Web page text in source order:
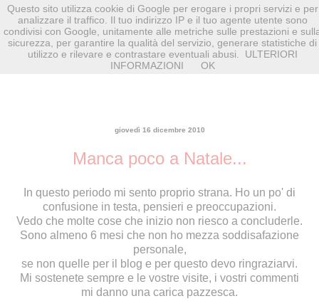
giovedì 16 dicembre 2010
Manca poco a Natale...
In questo periodo mi sento proprio strana. Ho un po' di
confusione in testa, pensieri e preoccupazioni.
Vedo che molte cose che inizio non riesco a concluderle.
Sono almeno 6 mesi che non ho mezza soddisafazione
personale,
se non quelle per il blog e per questo devo ringraziarvi.
Mi sostenete sempre e le vostre visite, i vostri commenti
mi danno una carica pazzesca.
Questo sito utilizza cookie di Google per erogare i propri servizi e per
analizzare il traffico. Il tuo indirizzo IP e il tuo agente utente sono
condivisi con Google, unitamente alle metriche sulle prestazioni e
sicurezza, per garantire la qualità del servizio, generare statistiche di
utilizzo e rilevare e contrastare eventuali abusi.
ULTERIORI
INFORMAZIONI
OK